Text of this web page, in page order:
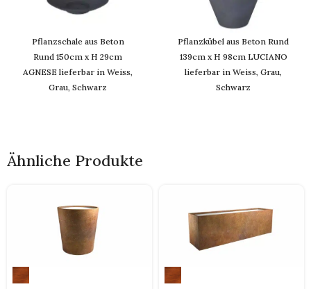
Pflanzschale aus Beton
Rund 150cm x H 29cm
AGNESE lieferbar in Weiss,
Grau, Schwarz
Pflanzkübel aus Beton Rund
139cm x H 98cm LUCIANO
lieferbar in Weiss, Grau,
Schwarz
Ähnliche Produkte